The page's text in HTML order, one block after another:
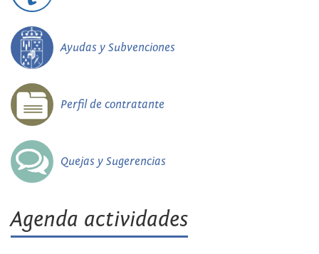
Ayudas y Subvenciones
Perfil de contratante
Quejas y Sugerencias
Agenda actividades